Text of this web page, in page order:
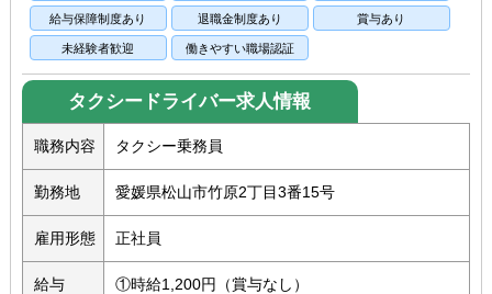
給与保障制度あり 退職金制度あり 賞与あり
未経験者歓迎 働きやすい職場認証
タクシードライバー求人情報
職務内容 タクシー乗務員
勤務地 愛媛県松山市竹原2丁目3番15号
雇用形態 正社員
給与
①時給1,200円（賞与なし）